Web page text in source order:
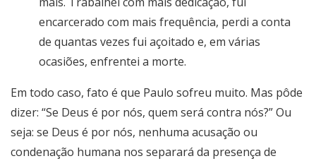
encarcerado com mais frequência, perdi a conta
de quantas vezes fui açoitado e, em várias
ocasiões, enfrentei a morte.
Em todo caso, fato é que Paulo sofreu muito. Mas pôde
dizer: “Se Deus é por nós, quem será contra nós?” Ou
seja: se Deus é por nós, nenhuma acusação ou
condenação humana nos separará da presença de